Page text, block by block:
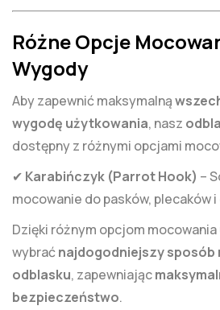
Różne Opcje
Wygody
Aby zapewnić maksymalną
wygodę użytkowania, nasz
dostępny z różnymi opcjami
✔ Karabińczyk (Parrot Hook) –
mocowanie do pasków, plecaków
Dzięki różnym opcjom
wybraćnajdogodniejszy sposób
odblasku, zapewniając
bezpieczeństwo.